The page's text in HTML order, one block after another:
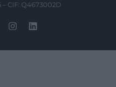
CIF: Q4673002D